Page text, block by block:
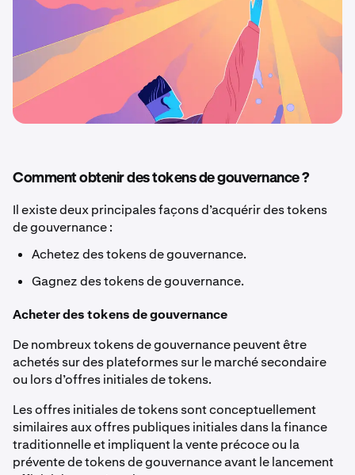
Comment obtenir des tokens de gouvernance ?
Il existe deux principales façons d’acquérir des tokens
de gouvernance :
Achetez des tokens de gouvernance.
Gagnez des tokens de gouvernance.
Acheter des tokens de gouvernance
De nombreux tokens de gouvernance peuvent être
achetés sur des plateformes sur le marché secondaire
ou lors d’offres initiales de tokens.
Les offres initiales de tokens sont conceptuellement
similaires aux offres publiques initiales dans la finance
traditionnelle et impliquent la vente précoce ou la
prévente de tokens de gouvernance avant le lancement